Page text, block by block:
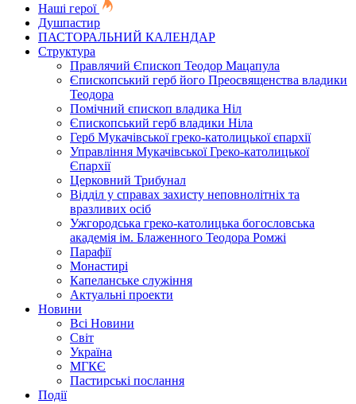
Наші герої
Душпастир
ПАСТОРАЛЬНИЙ КАЛЕНДАР
Структура
Правлячий Єпископ Теодор Мацапула
Єпископський герб його Преосвященства владики
Теодора
Помічний єпископ владика Ніл
Єпископський герб владики Ніла
Герб Мукачівської греко-католицької єпархії
Управління Мукачівської Греко-католицької
Єпархії
Церковний Трибунал
Відділ у справах захисту неповнолітніх та
вразливих осіб
Ужгородська греко-католицька богословська
академія ім. Блаженного Теодора Ромжі
Парафії
Монастирі
Капеланське служіння
Актуальні проекти
Новини
Всі Новини
Світ
Україна
МГКЄ
Пастирські послання
Події